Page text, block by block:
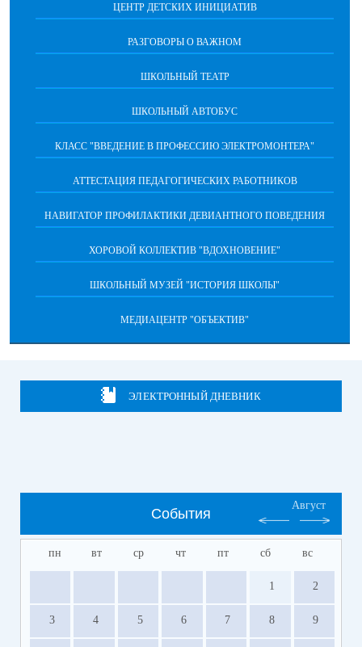
ЦЕНТР ДЕТСКИХ ИНИЦИАТИВ
РАЗГОВОРЫ О ВАЖНОМ
ШКОЛЬНЫЙ ТЕАТР
ШКОЛЬНЫЙ АВТОБУС
КЛАСС "ВВЕДЕНИЕ В ПРОФЕССИЮ ЭЛЕКТРОМОНТЕРА"
АТТЕСТАЦИЯ ПЕДАГОГИЧЕСКИХ РАБОТНИКОВ
НАВИГАТОР ПРОФИЛАКТИКИ ДЕВИАНТНОГО ПОВЕДЕНИЯ
ХОРОВОЙ КОЛЛЕКТИВ "ВДОХНОВЕНИЕ"
ШКОЛЬНЫЙ МУЗЕЙ "ИСТОРИЯ ШКОЛЫ"
МЕДИАЦЕНТР "ОБЪЕКТИВ"
ЭЛЕКТРОННЫЙ ДНЕВНИК
События
Август
пн вт ср чт пт сб вс
1 2
3 4 5 6 7 8 9